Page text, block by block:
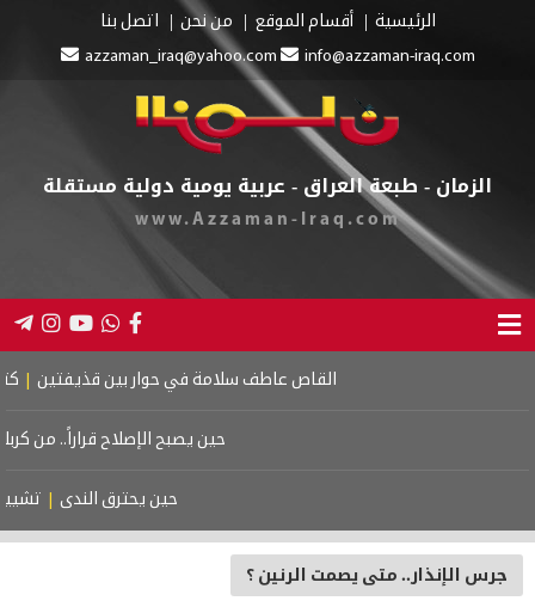
الرئيسية أقسام الموقع من نحن
اتصل بنا
azzaman_iraq@yahoo.com
info@azzaman-iraq.com
الزمان - طبعة العراق - عربية يومية دولية مستقلة
www.Azzaman-Iraq.com
القاص عاطف سلامة في حوار بين قذيفتين | كتاب
حين يصبح الإصلاح قراراً.. من
حين يحترق الندى | تشييع
جرس الإنذار.. متى يصمت الرنين ؟